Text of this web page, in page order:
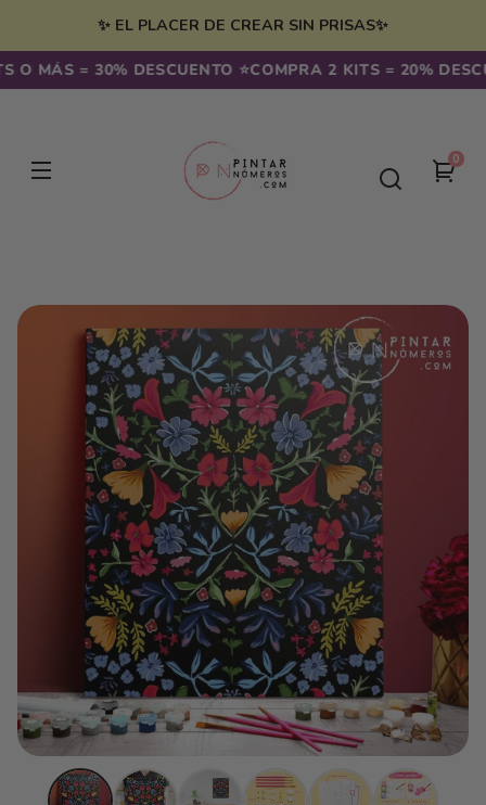
✨ EL PLACER DE CREAR SIN PRISAS✨
MÁS = 30% DESCUENTO ⭐️COMPRA 2 KITS = 20%
Tu
00
directamente
información
del producto